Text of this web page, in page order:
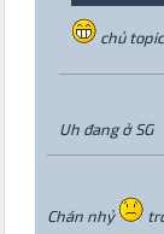
chủ topic
Uh đang ở SG
Chán nhỷ